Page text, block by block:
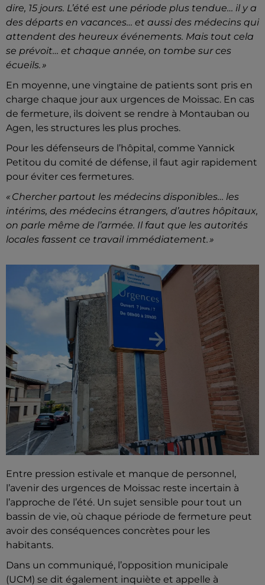
dire, 15 jours. L’été est une période plus tendue… il y a
des départs en vacances… et aussi des médecins qui
attendent des heureux événements. Mais tout cela
se prévoit… et chaque année, on tombe sur ces
écueils. »
En moyenne, une vingtaine de patients sont pris en
charge chaque jour aux urgences de Moissac. En cas
de fermeture, ils doivent se rendre à Montauban ou
Agen, les structures les plus proches.
Pour les défenseurs de l’hôpital, comme Yannick
Petitou du comité de défense, il faut agir rapidement
pour éviter ces fermetures.
« Chercher partout les médecins disponibles… les
intérims, des médecins étrangers, d’autres hôpitaux,
on parle même de l’armée. Il faut que les autorités
locales fassent ce travail immédiatement. »
Entre pression estivale et manque de personnel,
l’avenir des urgences de Moissac reste incertain à
l’approche de l’été. Un sujet sensible pour tout un
bassin de vie, où chaque période de fermeture peut
avoir des conséquences concrètes pour les
habitants.
Dans un communiqué, l’opposition municipale
(UCM) se dit également inquiète et appelle à